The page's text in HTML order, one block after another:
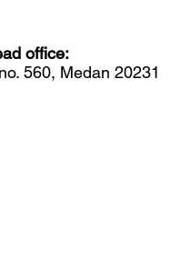
office:
560, Medan 20231